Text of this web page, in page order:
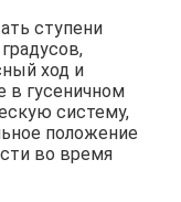
ступени
ход и
в гусеничном
систему,
положение
во время